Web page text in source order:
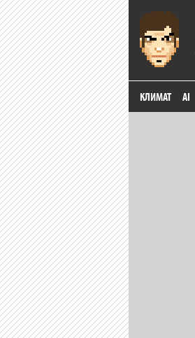
КЛИМАТ AI